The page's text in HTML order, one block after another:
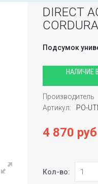
DIRECT
Подсумок
НАЛИЧИЕ
Производитель
Артикул:
PO-
4 870 руб
Кол-во: